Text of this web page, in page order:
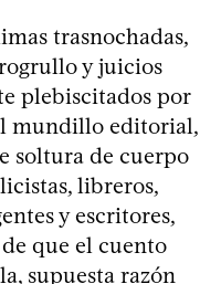
trasnochadas,
y juicios
plebiscitados por
mundillo editorial,
soltura de cuerpo
libreros,
y escritores,
que el cuento
supuesta razón